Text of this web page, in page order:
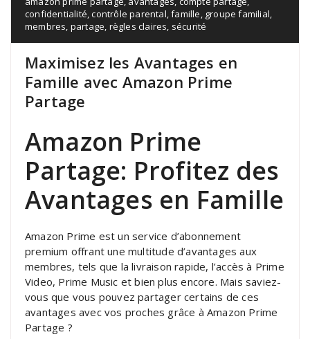
confidentialité,contrôle parental,famille, groupe familial,
membres, partage, règles claires, sécurité
Maximisez les Avantages en
Famille avec Amazon Prime
Partage
Amazon Prime
Partage: Profitez des
Avantages en Famille
Amazon Prime est un service d’abonnement
premium offrant une multitude d’avantages aux
membres, tels que la livraison rapide, l’accès à Prime
Video, Prime Music et bien plus encore. Mais saviez-
vous que vous pouvez partager certains de ces
avantages avec vos proches grâce à Amazon Prime
Partage ?